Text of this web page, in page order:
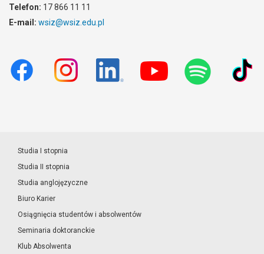
Telefon: 17 866 11 11
E-mail: wsiz@wsiz.edu.pl
Studia I stopnia
Studia II stopnia
Studia anglojęzyczne
Biuro Karier
Osiągnięcia studentów i absolwentów
Seminaria doktoranckie
Klub Absolwenta